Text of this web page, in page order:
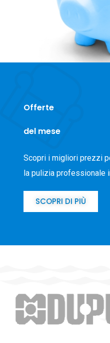
Offerte
del mese
Scopri i migliori prezzi
la pulizia professionale
SCOPRI DI PIÙ